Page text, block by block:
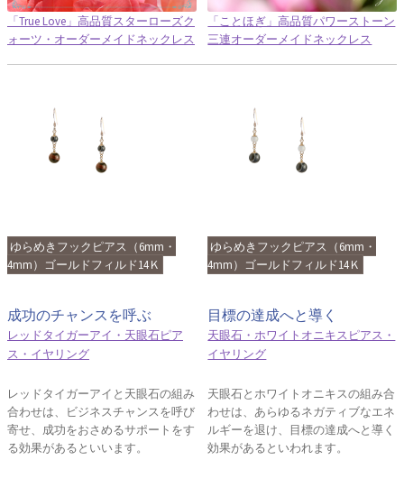
「True Love」高品質スターローズク
ォーツ・オーダーメイドネックレス
「ことほぎ」高品質パワーストーン
三連オーダーメイドネックレス
ゆらめきフックピアス（6mm・
4mm）ゴールドフィルド14Ｋ
成功のチャンスを呼ぶ
レッドタイガーアイ・天眼石ピア
ス・イヤリング
レッドタイガーアイと天眼石の組み
合わせは、ビジネスチャンスを呼び
寄せ、成功をおさめるサポートをす
る効果があるといいます。
ゆらめきフックピアス（6mm・
4mm）ゴールドフィルド14Ｋ
目標の達成へと導く
天眼石・ホワイトオニキスピアス・
イヤリング
天眼石とホワイトオニキスの組み合
わせは、あらゆるネガティブなエネ
ルギーを退け、目標の達成へと導く
効果があるといわれます。